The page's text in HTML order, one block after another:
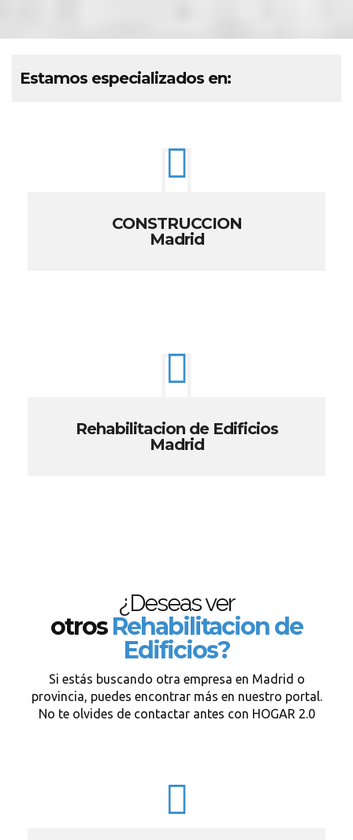
Estamos especializados en:
CONSTRUCCION
Madrid
Rehabilitacion de Edificios
Madrid
¿Deseas ver
otrosRehabilitacion de
Edificios?
Si estás buscando otra empresa en Madrid o
provincia, puedes encontrar más en nuestro portal.
No te olvides de contactar antes con HOGAR 2.0